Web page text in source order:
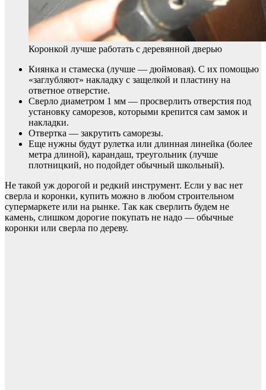
Коронкой лучше работать с деревянной дверью
Киянка и стамеска (лучше — дюймовая). С их помощью
«заглубляют» накладку с защелкой и пластину на
ответное отверстие.
Сверло диаметром 1 мм — просверлить отверстия под
установку саморезов, которыми крепится сам замок и
накладки.
Отвертка — закрутить саморезы.
Еще нужны будут рулетка или длинная линейка (более
метра длиной), карандаш, треугольник (лучше
плотницкий, но подойдет обычный школьный).
Не такой уж дорогой и редкий инструмент. Если у вас нет
сверла и коронки, купить можно в любом строительном
супермаркете или на рынке. Так как сверлить будем не
камень, слишком дорогие покупать не надо — обычные
коронки или сверла по дереву.